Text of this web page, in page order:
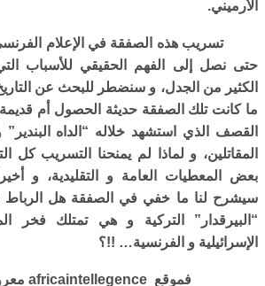
الأرميني.
تسريب هذه الصفقة في الإعلام الفرنسي
حتى نصل إلى الفهم الحقيقي للأسباب
الكثير من الجدل، و سنضطر للبحث عن
ما كانت تلك الصفقة حديثة الحصول أم
القصف الذي استشهد خلاله “الداه
المقاتلين، و لماذا لم يمنحنا التسريب كل
بعض المعطيات العامة و التقليدية، و
سيشرح لنا ما خفي في الصفقة هل
“البيرقدار” التركية و هي تمتلك فخر
الإسرائيلية و الفرنسية… !!؟
فموقعafricaintellegence